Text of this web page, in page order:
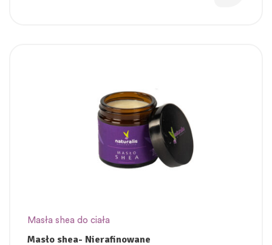
Masła shea do ciała
Masło shea- Nierafinowane